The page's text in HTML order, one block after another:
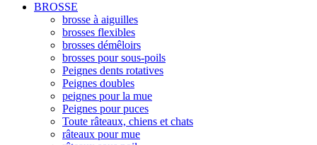
BROSSE
brosse à aiguilles
brosses flexibles
brosses démêloirs
brosses pour sous-poils
Peignes dents rotatives
Peignes doubles
peignes pour la mue
Peignes pour puces
Toute râteaux, chiens et chats
râteaux pour mue